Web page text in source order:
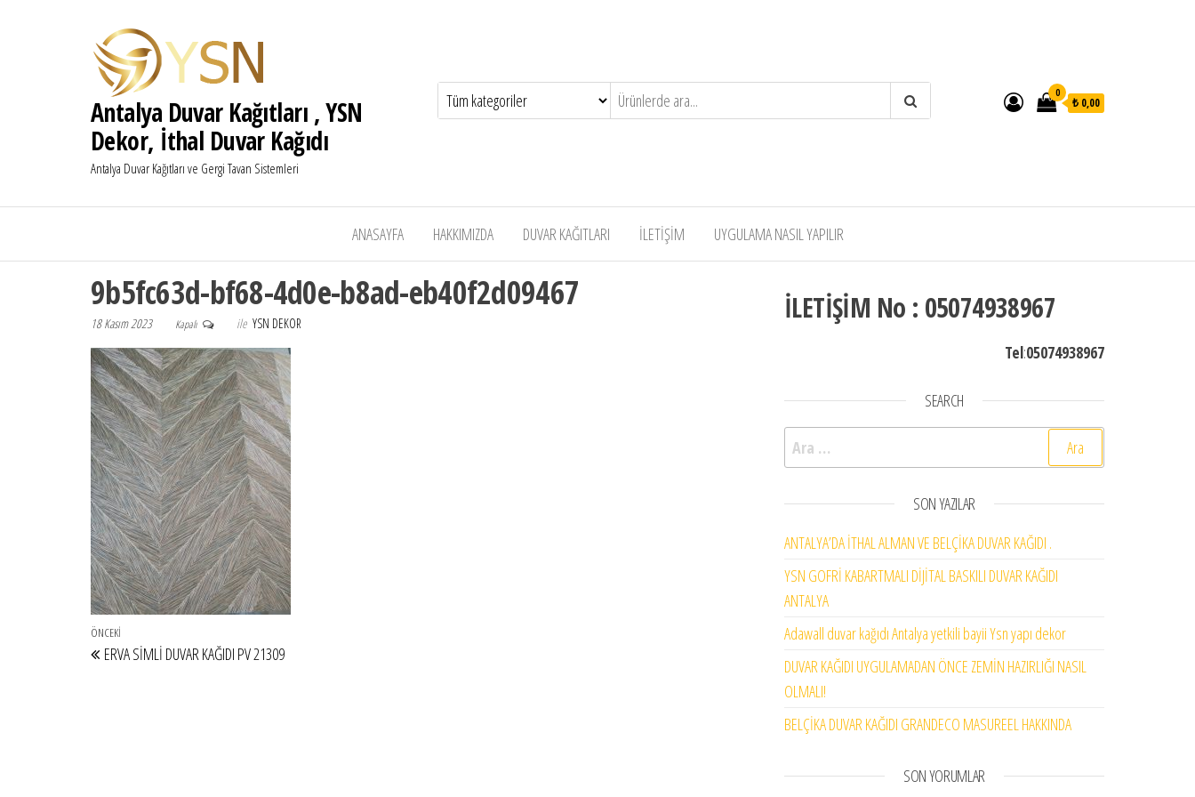
Antalya Duvar Kağıtları , YSN
Dekor, İthal Duvar Kağıdı
Antalya Duvar Kağıtları ve Gergi Tavan Sistemleri
0
₺ 0,00
ANASAYFA HAKKIMIZDA DUVAR KAĞITLARI İLETİŞİM UYGULAMA NASIL YAPILIR
9b5fc63d-bf68-4d0e-b8ad-eb40f2d09467
18 Kasım 2023 Kapalı ile YSN DEKOR
Yazı gezinmesi
Önceki Yazı
ÖNCEKI
ERVA SİMLİ DUVAR KAĞIDI PV 21309
İLETİŞİM No : 05074938967
Tel:05074938967
SEARCH
Arama:
SON YAZILAR
ANTALYA’DA İTHAL ALMAN VE BELÇİKA DUVAR KAĞIDI .
YSN GOFRİ KABARTMALI DİJİTAL BASKILI DUVAR KAĞIDI
ANTALYA
Adawall duvar kağıdı Antalya yetkili bayii Ysn yapı dekor
DUVAR KAĞIDI UYGULAMADAN ÖNCE ZEMİN HAZIRLIĞI NASIL
OLMALI!
BELÇİKA DUVAR KAĞIDI GRANDECO MASUREEL HAKKINDA
SON YORUMLAR